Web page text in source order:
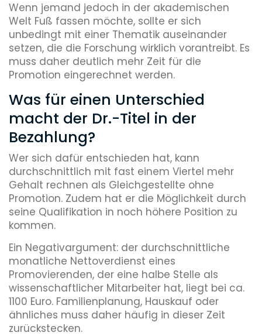
Wenn jemand jedoch in der akademischen
Welt Fuß fassen möchte, sollte er sich
unbedingt mit einer Thematik auseinander
setzen, die die Forschung wirklich vorantreibt. Es
muss daher deutlich mehr Zeit für die
Promotion eingerechnet werden.
Was für einen Unterschied
macht der Dr.-Titel in der
Bezahlung?
Wer sich dafür entschieden hat, kann
durchschnittlich mit fast einem Viertel mehr
Gehalt rechnen als Gleichgestellte ohne
Promotion. Zudem hat er die Möglichkeit durch
seine Qualifikation in noch höhere Position zu
kommen.
Ein Negativargument: der durchschnittliche
monatliche Nettoverdienst eines
Promovierenden, der eine halbe Stelle als
wissenschaftlicher Mitarbeiter hat, liegt bei ca.
1100 Euro. Familienplanung, Hauskauf oder
ähnliches muss daher häufig in dieser Zeit
zurückstecken.